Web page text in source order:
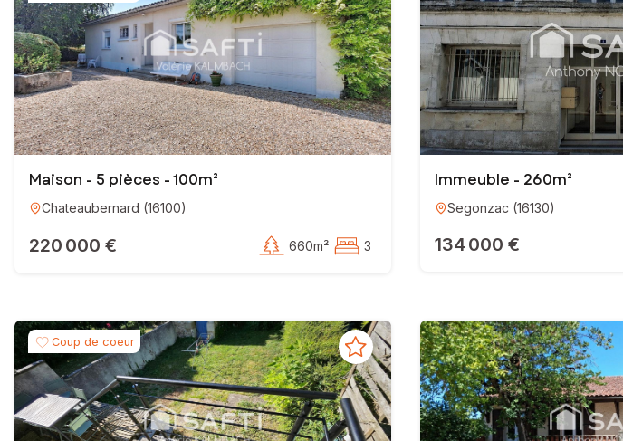
Maison - 5 pièces - 100m²
Chateaubernard (16100)
220 000 € 660m² 3
Immeuble - 260m²
Segonzac (16130)
134 000 €
Coup de coeur